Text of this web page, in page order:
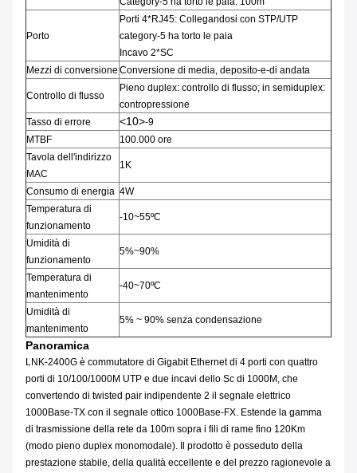
Porto
Porti 4*RJ45: Collegandosi con STP/UTP
category-5 ha torto le paia
Incavo 2*SC
Mezzi di conversione Conversione di media, deposito-e-di andata
Controllo di flusso
Pieno duplex: controllo di flusso; in semiduplex:
contropressione
Tasso di errore
<10>-9
MTBF
100.000 ore
Tavola dell'indirizzo
MAC
1K
Consumo di energia 4W
Temperatura di
funzionamento
-10~55ºC
Umidità di
funzionamento
5%~90%
Temperatura di
mantenimento
-40~70ºC
Umidità di
mantenimento
5% ~ 90% senza condensazione
Panoramica
LNK-2400G è commutatore di Gigabit Ethernet di 4 porti con quattro
porti di 10/100/1000M UTP e due incavi dello Sc di 1000M, che
convertendo di twisted pair indipendente 2 il segnale elettrico
1000Base-TX con il segnale ottico 1000Base-FX. Estende la gamma
di trasmissione della rete da 100m sopra i fili di rame fino 120Km
(modo pieno duplex monomodale). Il prodotto è posseduto della
prestazione stabile, della qualità eccellente e del prezzo ragionevole a